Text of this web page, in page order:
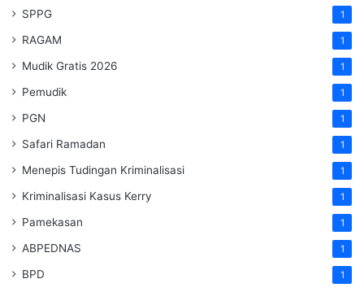
SPPG 1
RAGAM 1
Mudik Gratis 2026 1
Pemudik 1
PGN 1
Safari Ramadan 1
Menepis Tudingan Kriminalisasi 1
Kriminalisasi Kasus Kerry 1
Pamekasan 1
ABPEDNAS 1
BPD 1